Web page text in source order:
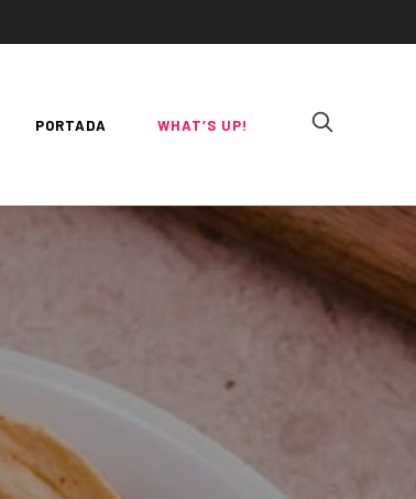
PORTADA WHAT’S UP!